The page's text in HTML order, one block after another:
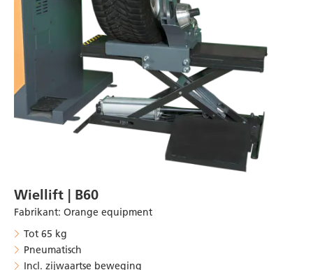
Wiellift | B60
Fabrikant: Orange equipment
Tot 65 kg
Pneumatisch
Incl. zijwaartse beweging